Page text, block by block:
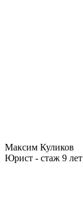
Максим Куликов
Юрист - стаж 9 лет